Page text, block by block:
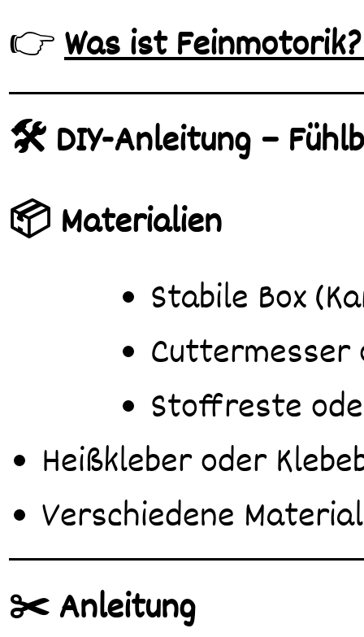
👉Was ist
🛠️ DIY-Anleitung –
📦 Materialien
Stabile Box
Cuttermesser
Stoffreste
Heißkleber oder
Verschiedene
✂️ Anleitung